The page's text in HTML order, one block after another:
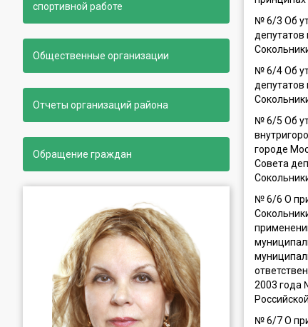
спортивной работе
Общественные организации
Отчеты организаций района
Обращение граждан
№ 6/3 Об
депутатов
№ 6/4 Об
депутатов
№ 6/5 Об
городе
Совета
№ 6/6 О
2003 года
№ 6/7 Ο